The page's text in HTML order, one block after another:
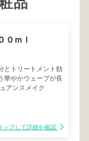
ｍｌ
とトリートメント効
華やかウェーブが長
アンスメイク
ップして詳細を確認